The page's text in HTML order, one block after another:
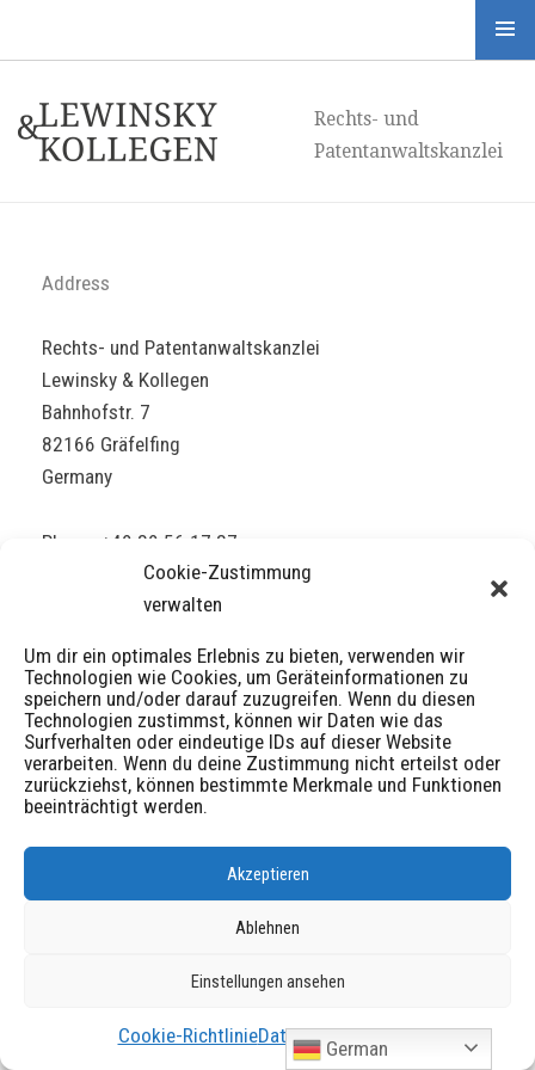
Cookie-Zustimmung
verwalten
Um dir ein optimales Erlebnis zu bieten, verwenden wir
Technologien wie Cookies, um Geräteinformationen zu
speichern und/oder darauf zuzugreifen. Wenn du diesen
Technologien zustimmst, können wir Daten wie das
Surfverhalten oder eindeutige IDs auf dieser Website
verarbeiten. Wenn du deine Zustimmung nicht erteilst oder
zurückziehst, können bestimmte Merkmale und Funktionen
beeinträchtigt werden.
Akzeptieren
Ablehnen
Einstellungen ansehen
Cookie-RichtlinieDatenschutzImprint
Rechts- und
Patentanwaltskanzlei
Widgets
Address
Rechts- und Patentanwaltskanzlei
Lewinsky & Kollegen
Bahnhofstr. 7
82166 Gräfelfing
Germany
Phone: +49 89 56 17 37
Fax: +49 89 580 77 84
Internet:www.markenrechte.de
Contact form
German